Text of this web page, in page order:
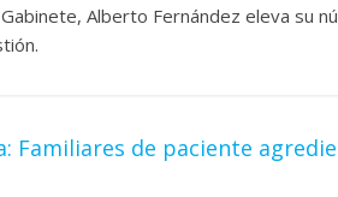
Alberto Fernández eleva su
Familiares de paciente